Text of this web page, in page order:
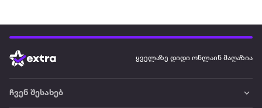
ყველაზე დიდი ონლაინ მაღაზია
ჩვენ შესახებ